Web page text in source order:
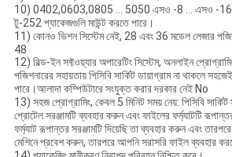
10) 0402,0603,0805 ... 5050 এসও -8 ... এসও -
টু-252 প্যাকেজগুলি মাউন্ট করতে পারে।
11) কোনও ভিশন সিস্টেম নেই, 28 এবং 36 মডেল লেজার
48
12) বিল্ড-ইন সফ্টওয়্যার অপারেটিং সিস্টেম, অনলাইন
পজিশনারের সহায়তায় পিসিবি সার্কিট ডায়াগ্রাম না থাকলে
পারে।আলাদা কম্পিউটারে সংযুক্ত করার দরকার নেই No
13) সহজ প্রোগ্রামিং, কেবল 5 মিনিট সময় নেয়: পিসিবি
প্রোটেল সরঞ্জামটি ব্যবহার করুন এবং ফাইলের ফর্ম্যাটটি
ফর্ম্যাট রূপান্তর সরঞ্জামটি দিয়েছি তা ব্যবহার করুন এবং
মেশিনে প্রবেশ করুন, তারপরে আপনি সরাসরি ফাইল ব্যবহার